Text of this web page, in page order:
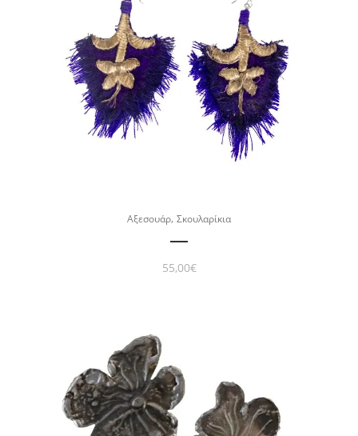
Αξεσουάρ, Σκουλαρίκια
55,00€